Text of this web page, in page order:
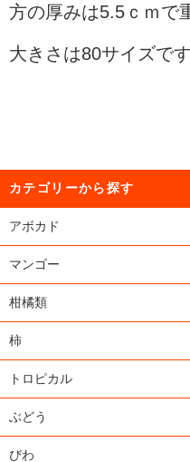
方の厚みは5.5ｃｍで
大きさは80サイズです
カテゴリーから探す
アボカド
マンゴー
柑橘類
柿
トロピカル
ぶどう
びわ